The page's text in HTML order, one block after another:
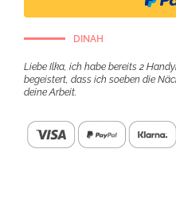
DINAH
Liebe Ilka, ich habe bereits 2
begeistert, dass ich soeben die
deine Arbeit.